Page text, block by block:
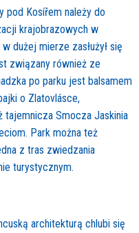
pod Kosířem należy do
krajobrazowych w
dużej mierze zasłużył się
związany również ze
po parku jest balsamem
o Zlatovlásce,
tajemnicza Smocza Jaskinia
Park można też
z tras zwiedzania
turystycznym.
architekturą chlubi się